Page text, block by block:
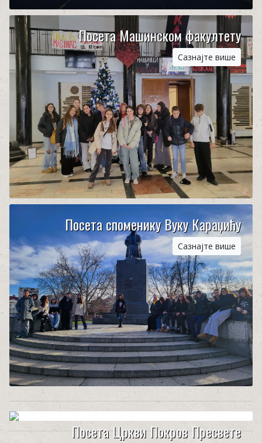
Посета Машинском факултету
Сазнајте више
Посета споменику Вуку Караџићу
Сазнајте више
Посета Цркви Покров Пресвете